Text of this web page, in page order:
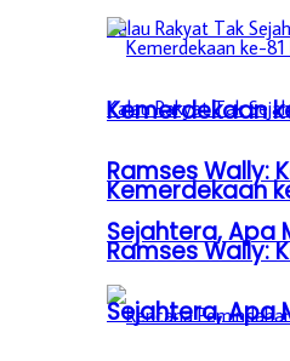
Kemerdekaan
Ramses Wally:
Sejahtera, Apa
Kemerdekaan
Ramses Wally:
Sejahtera, Apa